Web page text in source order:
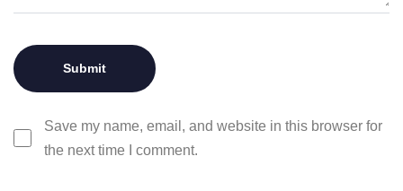
Save my name, email, and website in this browser for
the next time I comment.